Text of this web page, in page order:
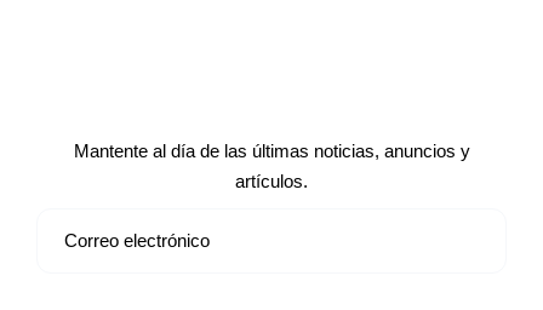
Mantente al día de las últimas noticias, anuncios y
artículos.